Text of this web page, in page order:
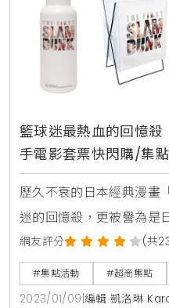
籃球迷最熱血的回憶殺
手電影套票快閃購/集
限定款灌籃高手珍藏
準時開搶
歷久不衰的日本經典漫畫
迷的回憶殺，更被譽為是
作，7-ELEVEN了解到灌
1月11日起展開「灌籃高手
家推出保溫瓶、便當盒、
網友評分 (共
#集點活動 #超商集點
2023/01/09 編輯 凱洛琳